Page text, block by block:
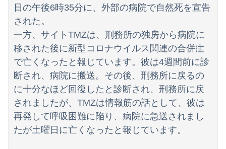
嫁の浮気発覚から再構築を続けて8ヶ月、愛しさと憎しみが交互に押し寄せてる。もう一回俺に恋させてあげたい。
【予算100万】市長「特定外来生物クビアカは気持ち悪い虫だしそんな需要ないと思う」1匹300円相当の報奨金→初日に42万取られ焦り
世界初の超伝導量子熱機関…燃料もピストンもない量子エンジンが回った！
今週の「鵺の陰陽師」感想、修業の成果で姿を変えた四衲！！ その力とは…！？【156話】
【恐怖】酒とタバコを愛する日常系女性YouTuber、ガチで体が終わる・・・
世界一の登山家ニルマル・プルジャ(43歳)、雪崩で死亡
日本人「ジョジョの最高傑作は3部！」←これ謎だよな
日の午後6時35分に、外部の病院で自然死を宣告
された。
一方、サイトTMZは、刑務所の独房から病院に
移された後に新型コロナウイルス関連の合併症
で亡くなったと報じています。彼は4週間前に診
断され、病院に搬送。その後、刑務所に戻るの
に十分なほど回復したと診断され、刑務所に戻
されましたが、TMZは情報筋の話として、彼は
再発して呼吸困難に陥り、病院に急送されまし
たが土曜日に亡くなったと報じています。